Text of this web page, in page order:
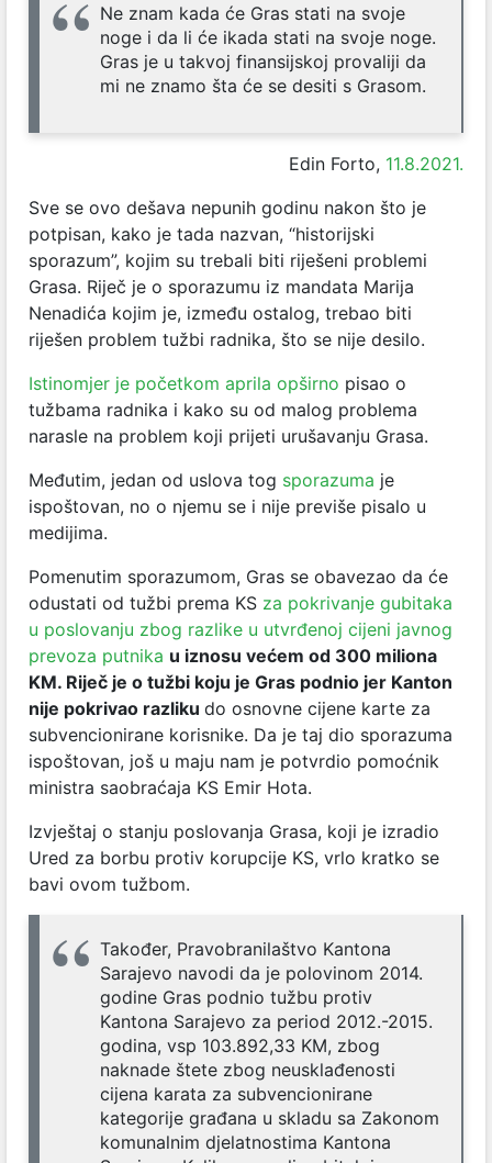
Ne znam kada će Gras stati na svoje
noge i da li će ikada stati na svoje noge.
Gras je u takvoj finansijskoj provaliji da
mi ne znamo šta će se desiti s Grasom.
Edin Forto, 11.8.2021.
Sve se ovo dešava nepunih godinu nakon što je
potpisan, kako je tada nazvan, “historijski
sporazum”, kojim su trebali biti riješeni problemi
Grasa. Riječ je o sporazumu iz mandata Marija
Nenadića kojim je, između ostalog, trebao biti
riješen problem tužbi radnika, što se nije desilo.
Istinomjer je početkom aprila opširno pisao o
tužbama radnika i kako su od malog problema
narasle na problem koji prijeti urušavanju Grasa.
Međutim, jedan od uslova tog sporazuma je
ispoštovan, no o njemu se i nije previše pisalo u
medijima.
Pomenutim sporazumom, Gras se obavezao da će
odustati od tužbi prema KS za pokrivanje gubitaka
u poslovanju zbog razlike u utvrđenoj cijeni javnog
prevoza putnika u iznosu većem od 300 miliona
KM. Riječ je o tužbi koju je Gras podnio jer Kanton
nije pokrivao razliku do osnovne cijene karte za
subvencionirane korisnike. Da je taj dio sporazuma
ispoštovan, još u maju nam je potvrdio pomoćnik
ministra saobraćaja KS Emir Hota.
Izvještaj o stanju poslovanja Grasa, koji je izradio
Ured za borbu protiv korupcije KS, vrlo kratko se
bavi ovom tužbom.
Također, Pravobranilaštvo Kantona
Sarajevo navodi da je polovinom 2014.
godine Gras podnio tužbu protiv
Kantona Sarajevo za period 2012.-2015.
godina, vsp 103.892,33 KM, zbog
naknade štete zbog neusklađenosti
cijena karata za subvencionirane
kategorije građana u skladu sa Zakonom
komunalnim djelatnostima Kantona